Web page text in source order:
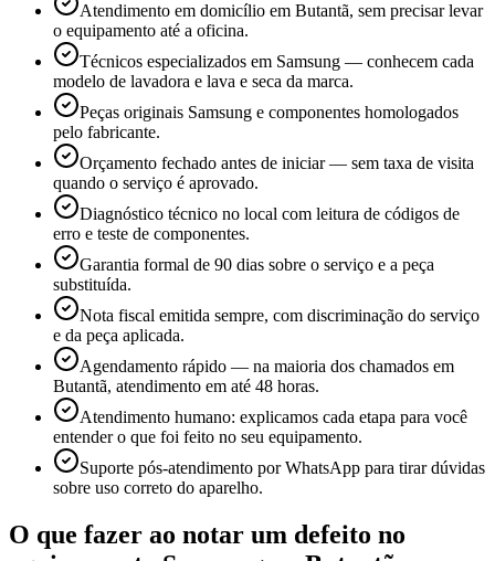
Atendimento em domicílio em Butantã, sem precisar levar
o equipamento até a oficina.
Técnicos especializados em Samsung — conhecem cada
modelo de lavadora e lava e seca da marca.
Peças originais Samsung e componentes homologados
pelo fabricante.
Orçamento fechado antes de iniciar — sem taxa de visita
quando o serviço é aprovado.
Diagnóstico técnico no local com leitura de códigos de
erro e teste de componentes.
Garantia formal de 90 dias sobre o serviço e a peça
substituída.
Nota fiscal emitida sempre, com discriminação do serviço
e da peça aplicada.
Agendamento rápido — na maioria dos chamados em
Butantã, atendimento em até 48 horas.
Atendimento humano: explicamos cada etapa para você
entender o que foi feito no seu equipamento.
Suporte pós-atendimento por WhatsApp para tirar dúvidas
sobre uso correto do aparelho.
O que fazer ao notar um defeito no